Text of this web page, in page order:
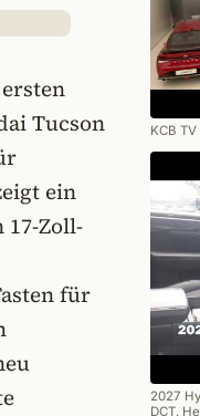
Tucson
ein
Zoll-
für
KCB
2027
DCT,